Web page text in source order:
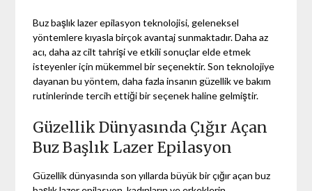
Buz başlık lazer epilasyon teknolojisi, geleneksel
yöntemlere kıyasla birçok avantaj sunmaktadır. Daha az
acı, daha az cilt tahrişi ve etkili sonuçlar elde etmek
isteyenler için mükemmel bir seçenektir. Son teknolojiye
dayanan bu yöntem, daha fazla insanın güzellik ve bakım
rutinlerinde tercih ettiği bir seçenek haline gelmiştir.
Güzellik Dünyasında Çığır Açan
Buz Başlık Lazer Epilasyon
Güzellik dünyasında son yıllarda büyük bir çığır açan buz